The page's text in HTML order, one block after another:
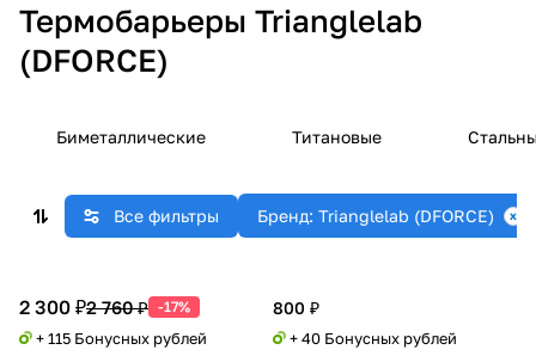
Термобарьеры Trianglelab
(DFORCE)
Биметаллические Титановые
Все фильтры Бренд: Trianglelab (DFORCE)
2 300 ₽2 760 ₽ -17%
+ 115 Бонусных рублей
800 ₽
+ 40 Бонусных рублей